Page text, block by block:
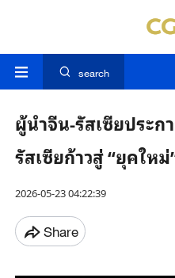
search
ผู้นำจีน-รัสเซียประ
รัสเซียก้าวสู่ “ยุคใหม่
2026-05-23 04:22:39
Share